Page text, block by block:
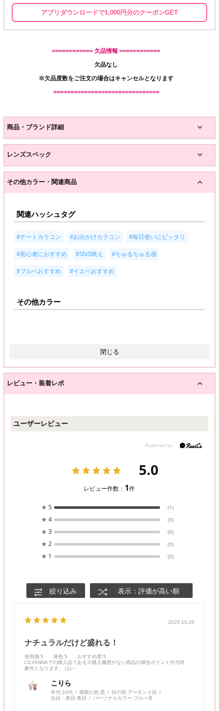
アプリダウンロードで1,000円分のクーポンGET
============ 欠品情報 ============
欠品なし
※欠品度数をご注文の場合はキャンセルとなります
===============================
商品・ブランド詳細
レンズスペック
その他カラー・関連商品
関連ハッシュタグ
#デートカラコン #お出かけカラコン #毎日使いにピッタリ
#初心者におすすめ #SNS映え #ちゅるちゅる感
#ブルベおすすめ #イエベおすすめ
その他カラー
閉じる
レビュー・装着レポ
ユーザーレビュー
5.0
レビュー件数： 1件
★ 5 (1)
★ 4 (0)
★ 3 (0)
★ 2 (0)
★ 1 (0)
絞り込み 表示：評価が高い順
2025.10.25
ナチュラルだけど盛れる！
使用感:5 発色:5 おすすめ度:5
LILYANNAでの購入品である※購入履歴がない商品の場合ポイント付与対
象外となります。
:はい
こりら
年代:10代 裸眼の色:黒 目の形:アーモンド目
出目・奥目:奥目 パーソナルカラー:ブルべ冬